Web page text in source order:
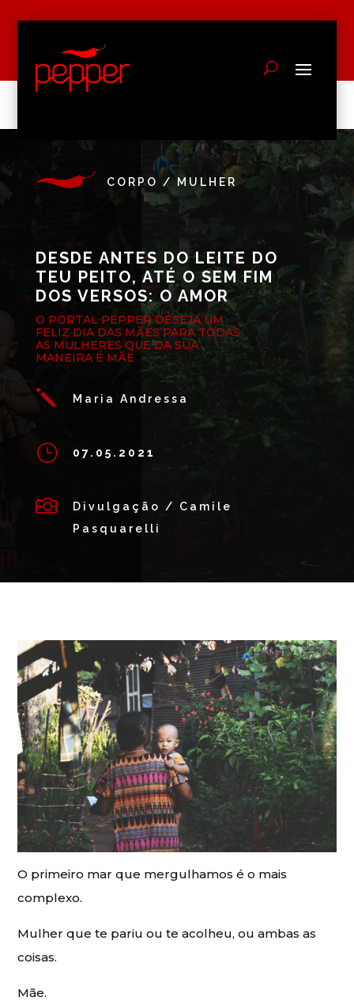
CORPO / MULHER
DESDE ANTES DO LEITE DO
TEU PEITO, ATÉ O SEM FIM
DOS VERSOS: O AMOR
O PORTAL PEPPER DESEJA UM
FELIZ DIA DAS MÃES PARA TODAS
AS MULHERES QUE DA SUA
MANEIRA É MÃE
j Maria Andressa
} 07.05.2021

Divulgação / Camile
Pasquarelli
O primeiro mar que mergulhamos é o mais
complexo.
Mulher que te pariu ou te acolheu, ou ambas as
coisas.
Mãe.